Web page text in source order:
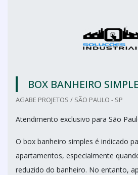
BOX BANHEIRO
AGABE PROJETOS / SÃO PAULO - SP
Atendimento exclusivo para São
O box banheiro simples é indicado
apartamentos, especialmente
reduzido do banheiro. No entanto,